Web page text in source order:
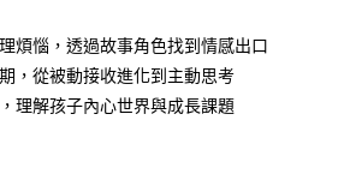
，「大哥付你分期」於每月結算日後寄送繳費提
，可選擇「超商條碼／台灣大直營門市／銀行轉
」等通路繳費。
務後，再付款。
先享後付」後，將跳轉至「AFTEE先享後付」
確認金額後，即可完成結帳。
含以上)免運費
煩惱，透過故事角色找到情感出口
，從被動接收進化到主動思考
理解孩子內心世界與成長課題